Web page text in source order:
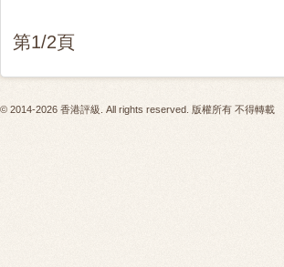
第1/2頁
© 2014-2026 香港評級. All rights reserved. 版權所有 不得轉載